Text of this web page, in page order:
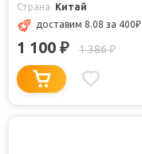
Страна
Китай
доставим 8.08 за 400₽
1 100 ₽ 1 386₽